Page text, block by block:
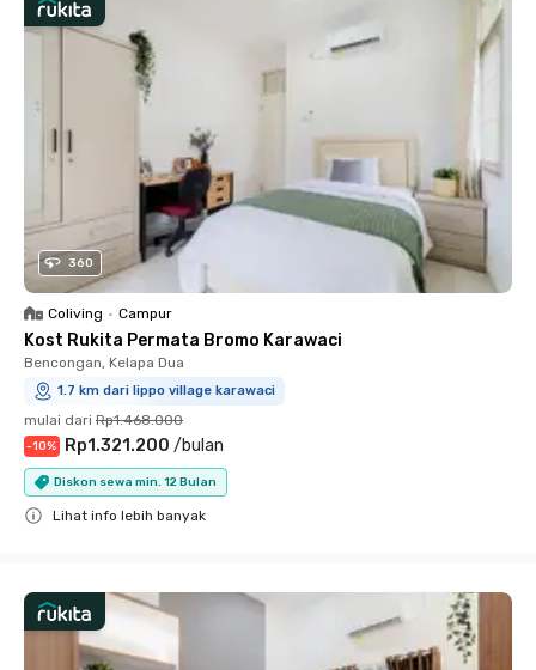
360
Coliving • Campur
Kost Rukita Permata Bromo Karawaci
Bencongan, Kelapa Dua
1.7 km dari lippo village karawaci
mulai dari Rp1.468.000
-10% Rp1.321.200 /bulan
Diskon sewa min. 12 Bulan
Lihat info lebih banyak